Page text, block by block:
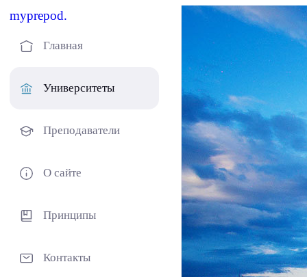
myprepod.
Главная
Университеты
Преподаватели
О сайте
Принципы
Контакты